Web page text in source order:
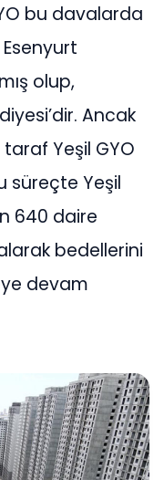
bu davalarda
olup,
Ancak
Yeşil GYO
süreçte Yeşil
640 daire
bedellerini
devam